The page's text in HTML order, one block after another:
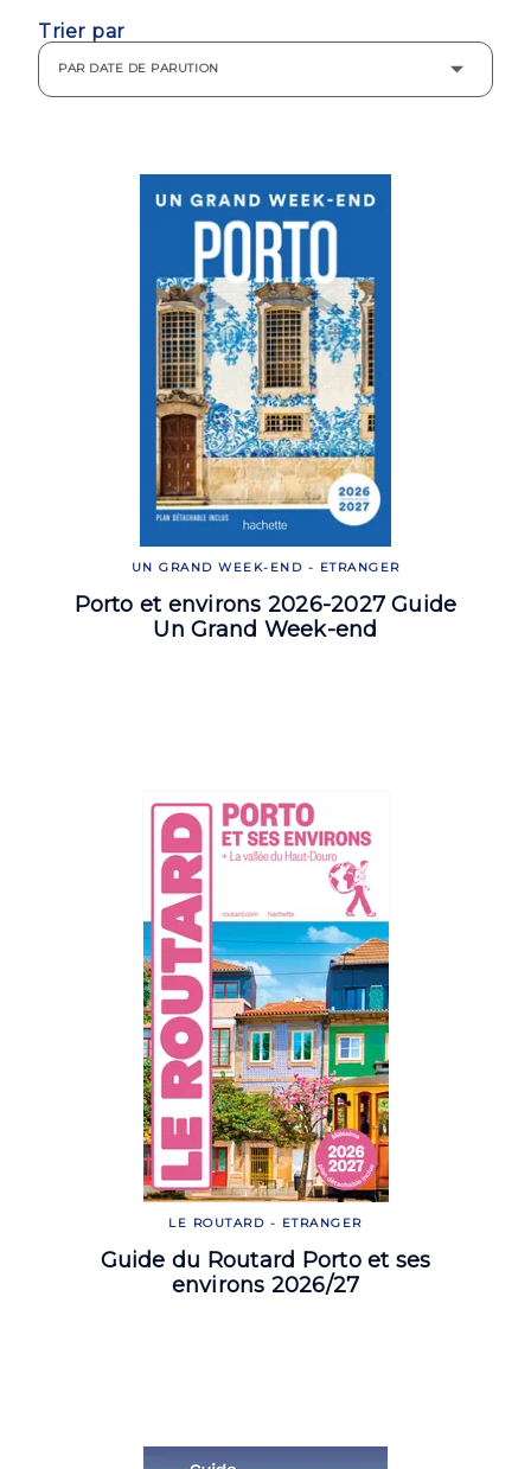
Trier par
PAR DATE DE PARUTION
UN GRAND WEEK-END - ETRANGER
Porto et environs 2026-2027 Guide
Un Grand Week-end
LE ROUTARD - ETRANGER
Guide du Routard Porto et ses
environs 2026/27